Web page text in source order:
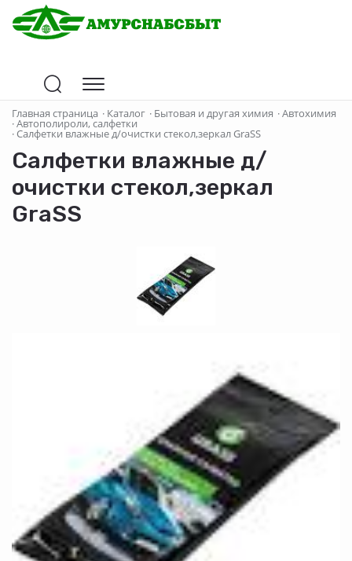
Главная страница · Каталог · Бытовая и другая химия ·Автохимия
·Автополироли, салфетки
·Салфетки влажные д/очистки стекол,зеркал GraSS
Салфетки влажные д/
очистки стекол,зеркал
GraSS